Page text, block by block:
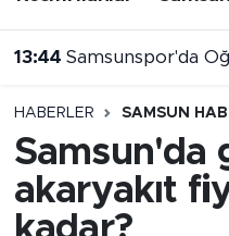
13:44 Samsunspor'da
HABERLER SAMSUN
Samsun'da
akaryakıt
Samsun Namaz
Süper Lig Puan